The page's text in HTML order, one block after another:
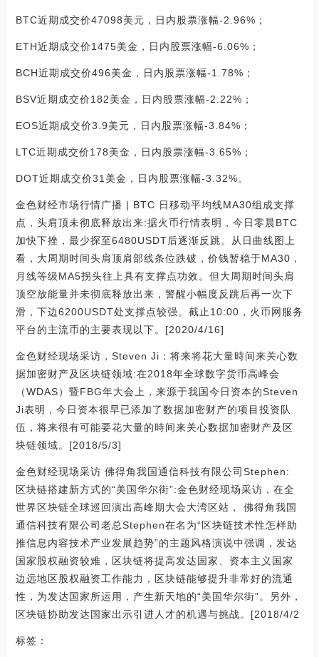
BTC近期成交价47098美元，日内股票涨幅-2.96%；
ETH近期成交价1475美金，日内股票涨幅-6.06%；
BCH近期成交价496美金，日内股票涨幅-1.78%；
BSV近期成交价182美金，日内股票涨幅-2.22%；
EOS近期成交价3.9美元，日内股票涨幅-3.84%；
LTC近期成交价178美金，日内股票涨幅-3.65%；
DOT近期成交价31美金，日内股票涨幅-3.32%。
金色财经市场行情广播 | BTC 日移动平均线MA30组成支撑
点，头肩顶未彻底释放出来:据火币行情表明，今日零晨BTC
加快下挫，最少探至6480USDT后逐渐反跳。从日曲线图上
看，大周期时间头肩顶肩部线条位跌破，价钱暂稳于MA30，
月线等级MA5拐头往上具有支撑点功效。但大周期时间头肩
顶空放能量并未彻底释放出来，警醒小幅度反跳后再一次下
滑，下边6200USDT处支撑点较强。截止10:00，火币网服务
平台的主流币的主要表现以下。[2020/4/16]
金色财经现场采访，Steven Ji：将来将花大量時间来关心数
据加密财产及区块链领域:在2018年全球数字货币高峰会
（WDAS）暨FBG年大会上，来源于我国今日资本的Steven
Ji表明，今日资本很早已添加了数据加密财产的项目投资队
伍，将来很有可能要花大量的時间来关心数据加密财产及区
块链领域。[2018/5/3]
金色财经现场采访 佛得角我国通信科技有限公司Stephen:
区块链搭建新方式的“美国华尔街”:金色财经现场采访，在全
世界区块链全球巡回演出高峰期大会大湾区站， 佛得角我国
通信科技有限公司老总Stephen在名为“区块链技术性怎样助
推信息内容技术产业发展趋势”的主题风格演说中强调，发达
国家股权融资较难，区块链将提高发达国家、资本主义国家
边远地区股权融资工作能力，区块链能够提升非常好的流通
性，为发达国家所运用，产生新天地的“美国华尔街”。另外，
区块链协助发达国家出示引进人才的机遇与挑战。[2018/4/2
标签：